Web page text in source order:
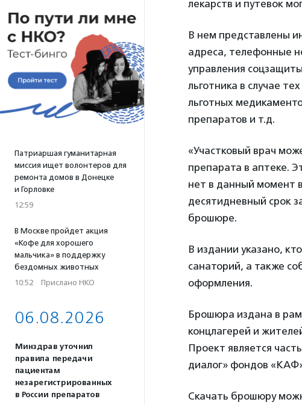
Патриаршая гуманитарная
миссия ищет волонтеров для
ремонта домов в Донецке
и Горловке
12:59
В Москве пройдет акция
«Кофе для хорошего
мальчика» в поддержку
бездомных животных
10:52 · Прислано НКО
06.08.2026
Минздрав уточнил
правила передачи
пациентам
незарегистрированных
в России препаратов
лекарств и путевок
В нем представлены
адреса, телефонные
управления
льготника в случае
льготных
препаратов и т.д.
«Участковый врач
препарата в аптеке.
нет в данный момент
десятидневный срок
брошюре.
В издании указано,
санаторий, а также
оформления.
Брошюра издана в
концлагерей и
Проект является
диалог» фондов
Скачать брошюру